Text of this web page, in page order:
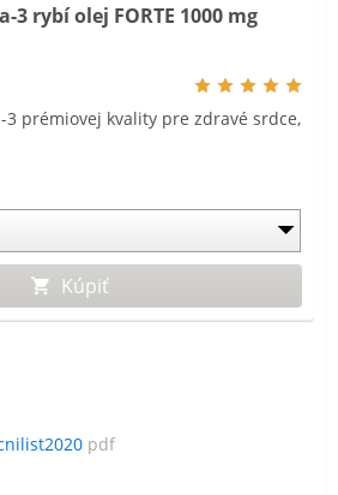
3 rybí olej FORTE 1000 mg
3 prémiovej kvality pre zdravé srdce,
Kúpiť
pdf